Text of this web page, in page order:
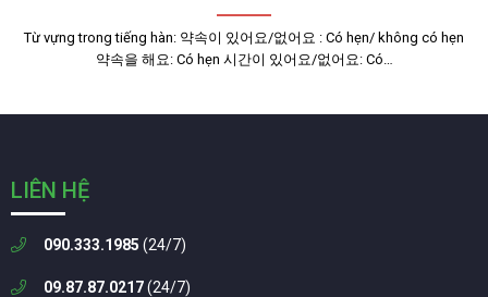
Từ vựng trong tiếng hàn: 약속이 있어요/없어요 : Có hẹn/ không có hẹn
약속을 해요: Có hẹn 시간이 있어요/없어요: Có…
LIÊN HỆ
090.333.1985 (24/7)
09.87.87.0217(24/7)